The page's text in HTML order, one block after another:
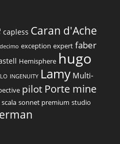
capless Caran d'Ache
decimo exception expert faber
Hemisphere hugo
INGENUITY Lamy Multi-
pilot Porte mine
scala sonnet premium studio